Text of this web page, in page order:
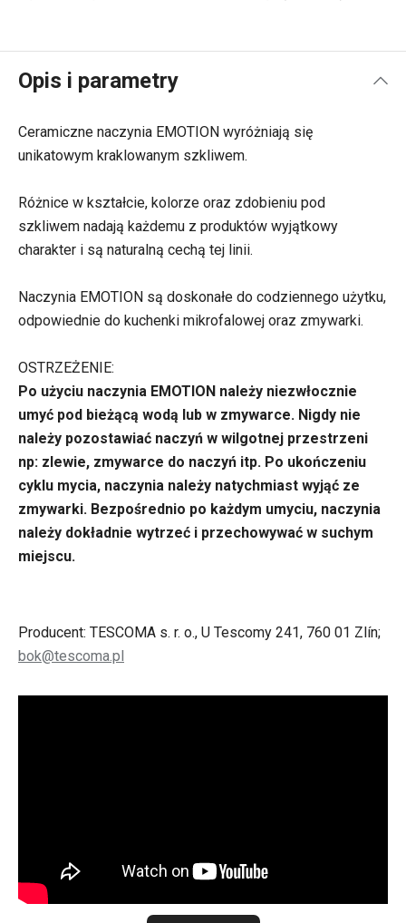
Opis i parametry
Ceramiczne naczynia EMOTION wyróżniają się
unikatowym kraklowanym szkliwem.
Różnice w kształcie, kolorze oraz zdobieniu pod
szkliwem nadają każdemu z produktów wyjątkowy
charakter i są naturalną cechą tej linii.
Naczynia EMOTION są doskonałe do codziennego użytku,
odpowiednie do kuchenki mikrofalowej oraz zmywarki.
OSTRZEŻENIE:
Po użyciu naczynia EMOTION należy niezwłocznie
umyć pod bieżącą wodą lub w zmywarce. Nigdy nie
należy pozostawiać naczyń w wilgotnej przestrzeni
np: zlewie, zmywarce do naczyń itp. Po ukończeniu
cyklu mycia, naczynia należy natychmiast wyjąć ze
zmywarki. Bezpośrednio po każdym umyciu, naczynia
należy dokładnie wytrzeć i przechowywać w suchym
miejscu.
Producent: TESCOMA s. r. o., U Tescomy 241, 760 01 Zlín;
bok@tescoma.pl